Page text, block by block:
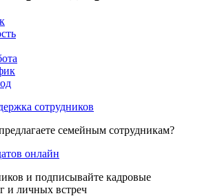
сотрудников
семейным сотрудникам?
онлайн
и подписывайте кадровые
и личных встреч